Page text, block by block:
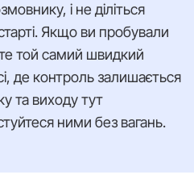
і не діліться
Якщо ви пробували
той самий швидкий
де контроль залишається
та виходу тут
ними без вагань.